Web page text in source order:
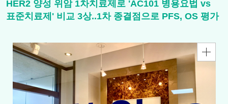
HER2 양성 위암 1차치료제로 'AC101 병용요법 vs
표준치료제' 비교 3상..1차 종결점으로 PFS, OS 평가